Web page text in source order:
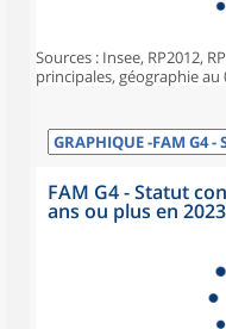
Sources : Insee, RP2012,
principales, géographie au
FAM G4 - Statut
ans ou plus en 2023